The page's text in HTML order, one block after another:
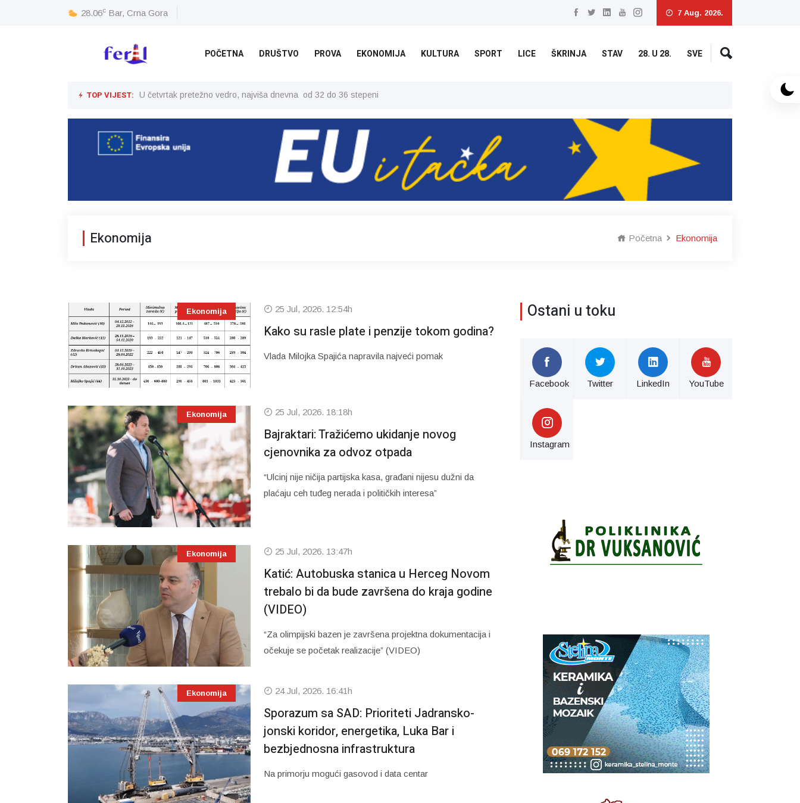
28.06c Bar, Crna Gora 7 Aug. 2026.
POČETNA DRUŠTVO PROVA EKONOMIJA KULTURA SPORT LICE ŠKRINJA STAV 28. U 28. SVE
TOP VIJEST: U četvrtak pretežno vedro, najviša dnevna od 32 do 36 stepeni U četvrtak pretežno vedro, najviša
Ekonomija Početna Ekonomija
Ekonomija 25 Jul, 2026. 12:54h
Kako su rasle plate i penzije tokom godina?
Vlada Milojka Spajića napravila najveći pomak
Ekonomija 25 Jul, 2026. 18:18h
Bajraktari: Tražićemo ukidanje novog
cjenovnika za odvoz otpada
“Ulcinj nije ničija partijska kasa, građani nijesu dužni da
plaćaju ceh tuđeg nerada i političkih interesa”
Ekonomija 25 Jul, 2026. 13:47h
Katić: Autobuska stanica u Herceg Novom
trebalo bi da bude završena do kraja godine
(VIDEO)
“Za olimpijski bazen je završena projektna dokumentacija i
očekuje se početak realizacije” (VIDEO)
Ekonomija 24 Jul, 2026. 16:41h
Sporazum sa SAD: Prioriteti Jadransko-
jonski koridor, energetika, Luka Bar i
bezbjednosna infrastruktura
Na primorju mogući gasovod i data centar
Ostani u toku
Facebook Twitter LinkedIn YouTube
Instagram